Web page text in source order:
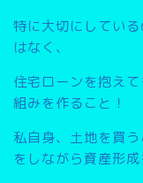
特に大切にしてい
はなく、
住宅ローンを抱え
組みを作ること ！
私自身、土地を買
をしながら資産形